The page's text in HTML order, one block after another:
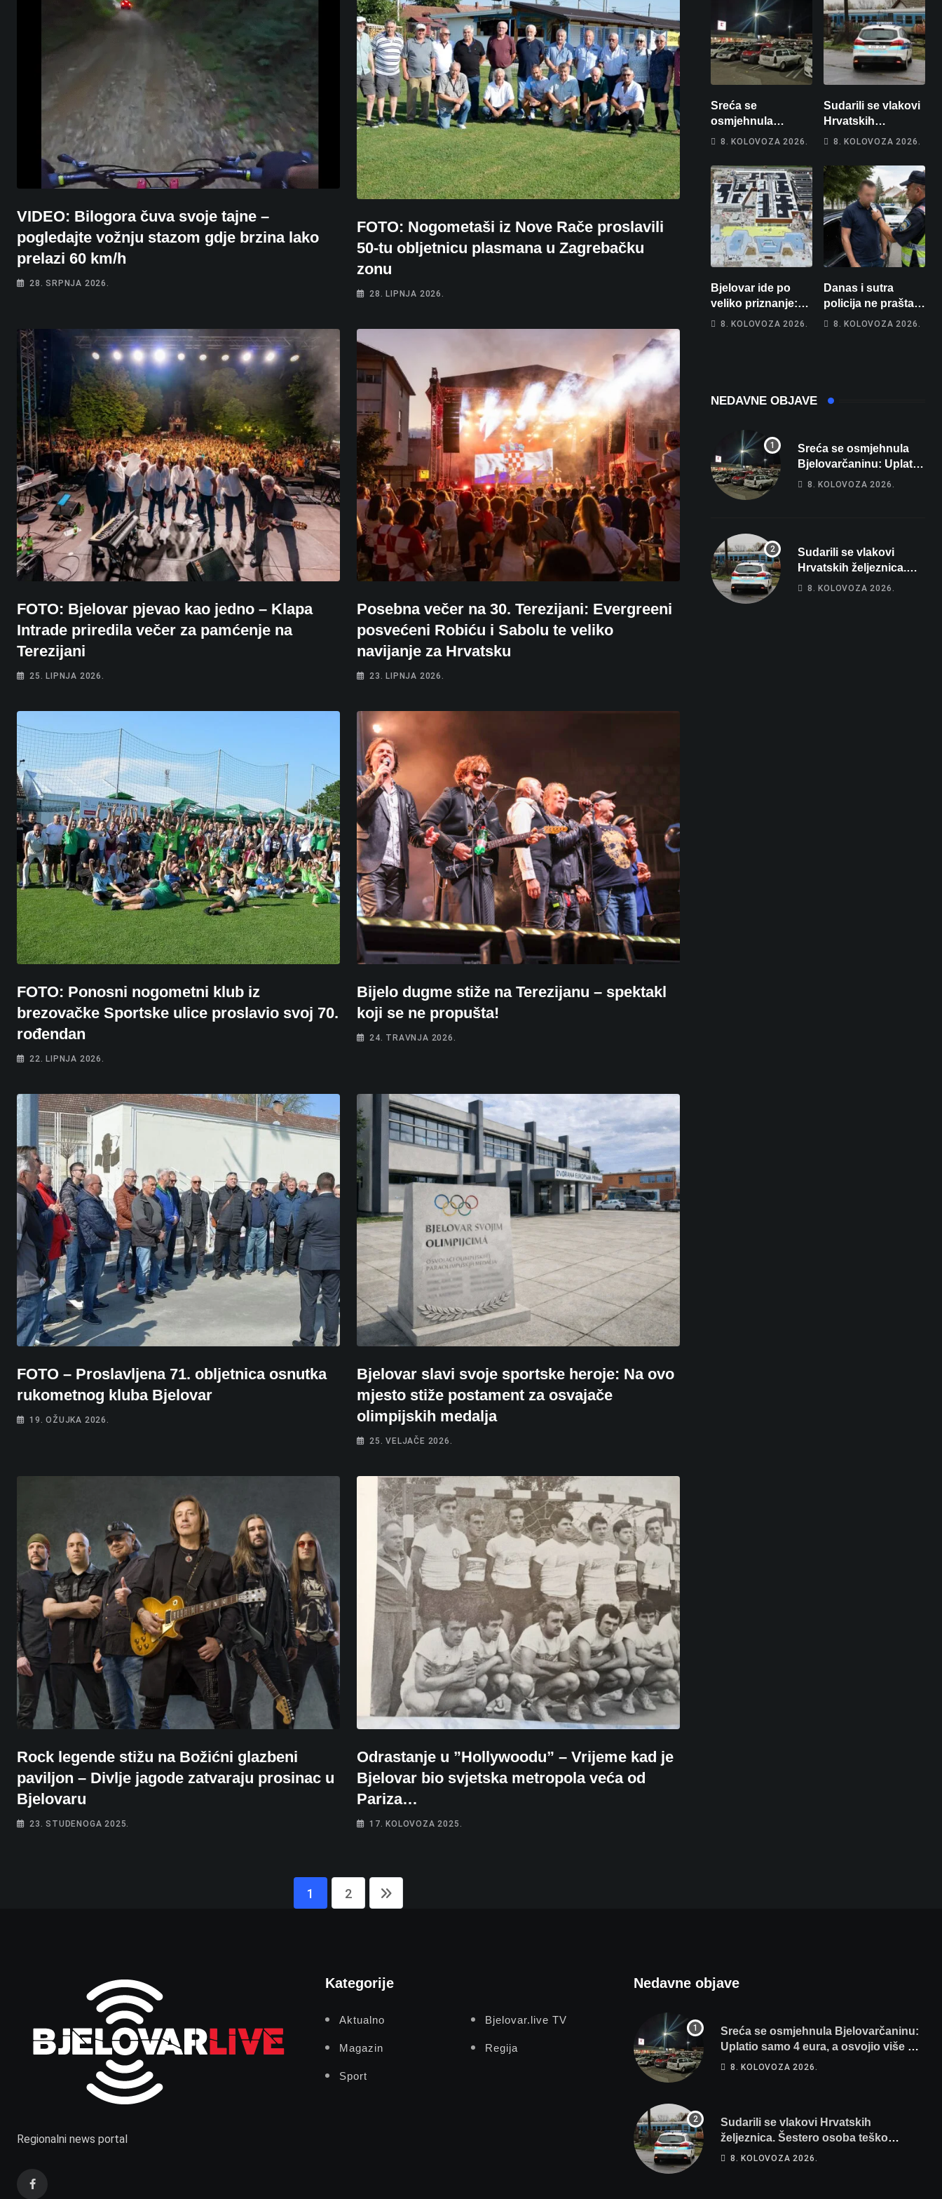
VIDEO: Bilogora čuva svoje tajne –
pogledajte vožnju stazom gdje brzina lako
prelazi 60 km/h
28. SRPNJA 2026.
FOTO: Nogometaši iz Nove Rače proslavili
50-tu obljetnicu plasmana u Zagrebačku
zonu
28. LIPNJA 2026.
FOTO: Bjelovar pjevao kao jedno – Klapa
Intrade priredila večer za pamćenje na
Terezijani
25. LIPNJA 2026.
Posebna večer na 30. Terezijani: Evergreeni
posvećeni Robiću i Sabolu te veliko
navijanje za Hrvatsku
23. LIPNJA 2026.
FOTO: Ponosni nogometni klub iz
brezovačke Sportske ulice proslavio svoj 70.
rođendan
22. LIPNJA 2026.
Bijelo dugme stiže na Terezijanu – spektakl
koji se ne propušta!
24. TRAVNJA 2026.
FOTO – Proslavljena 71. obljetnica osnutka
rukometnog kluba Bjelovar
19. OŽUJKA 2026.
Bjelovar slavi svoje sportske heroje: Na ovo
mjesto stiže postament za osvajače
olimpijskih medalja
25. VELJAČE 2026.
Rock legende stižu na Božićni glazbeni
paviljon – Divlje jagode zatvaraju prosinac u
Bjelovaru
23. STUDENOGA 2025.
Odrastanje u ”Hollywoodu” – Vrijeme kad je
Bjelovar bio svjetska metropola veća od
Pariza…
17. KOLOVOZA 2025.
1 2
Sreća se
osmjehnula
Bjelovarčaninu:
eura, a osvojio
više od 80 tisuća
eura
8. KOLOVOZA 2026.
Sudarili se vlakovi
Hrvatskih
željeznica. Šestero
ozlijeđeno, mlađa
žena na
intenzivnoj
8. KOLOVOZA 2026.
Bjelovar ide po
veliko priznanje:
Hrebak danas u
prvenstva
8. KOLOVOZA 2026.
Danas i sutra
policija ne prašta:
Na cestama su
8. KOLOVOZA 2026.
NEDAVNE OBJAVE
Sreća se osmjehnula
Bjelovarčaninu: Uplatio
samo 4 eura, a osvojio
8. KOLOVOZA 2026.
Sudarili se vlakovi
Hrvatskih željeznica.
Šestero osoba teško
8. KOLOVOZA 2026.
Regionalni news portal
Kategorije
Aktualno Bjelovar.live TV
Magazin Regija
Sport
Nedavne objave
Sreća se osmjehnula Bjelovarčaninu:
Uplatio samo 4 eura, a osvojio više od
80 tisuća eura
8. KOLOVOZA 2026.
Sudarili se vlakovi Hrvatskih
željeznica. Šestero osoba teško
ozlijeđeno, mlađa žena na intenzivnoj
8. KOLOVOZA 2026.